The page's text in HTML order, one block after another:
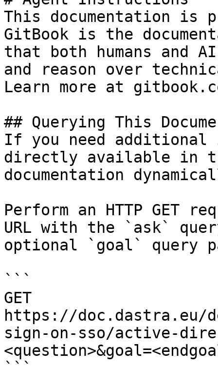
This documentation is
GitBook is the
that both humans and
and reason over
Learn more at
## Querying This
If you need
directly available in
documentation
Perform an HTTP GET
URL with the `ask`
optional `goal` query
```
GET
https://doc.dastra.eu/
sign-on-sso/active-
```